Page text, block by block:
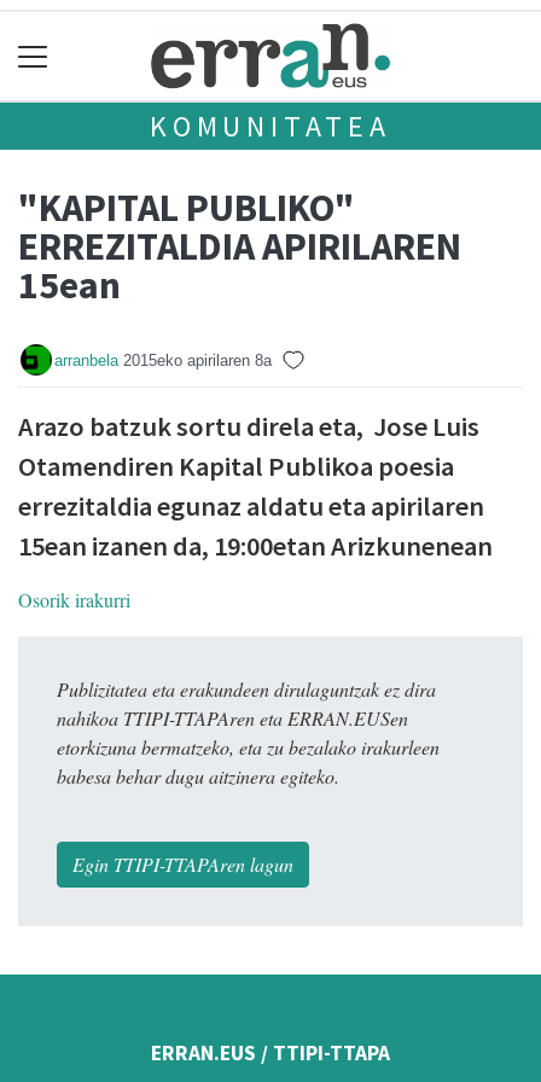
KOMUNITATEA
"KAPITAL PUBLIKO"
ERREZITALDIA APIRILAREN
15ean
arranbela 2015eko apirilaren 8a
Arazo batzuk sortu direla eta, Jose Luis
Otamendiren Kapital Publikoa poesia
errezitaldia egunaz aldatu eta apirilaren
15ean izanen da, 19:00etan Arizkunenean
Osorik irakurri
Publizitatea eta erakundeen dirulaguntzak ez dira
nahikoa TTIPI-TTAPAren eta ERRAN.EUSen
etorkizuna bermatzeko, eta zu bezalako irakurleen
babesa behar dugu aitzinera egiteko.
Egin TTIPI-TTAPAren lagun
ERRAN.EUS / TTIPI-TTAPA